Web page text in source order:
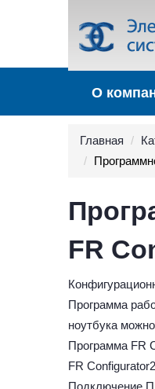
О
Главная
FR
Программа
ноутбука
Программа FR
FR
Подключение